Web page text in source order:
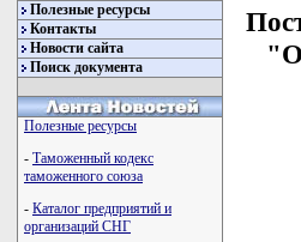
Полезные ресурсы
Контакты
Новости сайта
Поиск документа
Полезные ресурсы
- Таможенный кодекс
таможенного союза
- Каталог предприятий и
организаций СНГ
"О